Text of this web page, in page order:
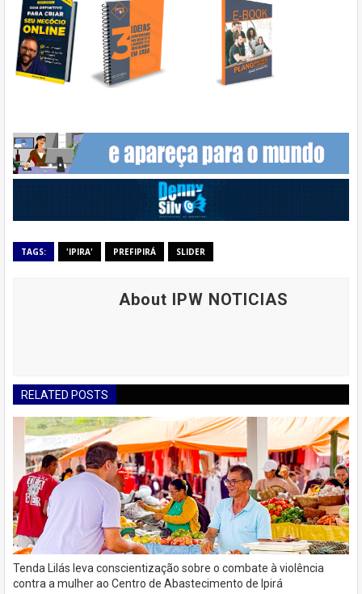
TAGS: 'IPIRA' PREFIPIRÁ SLIDER
About IPW NOTICIAS
RELATED POSTS
Tenda Lilás leva conscientização sobre o combate à violência
contra a mulher ao Centro de Abastecimento de Ipirá